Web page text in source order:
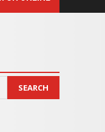
SEARCH